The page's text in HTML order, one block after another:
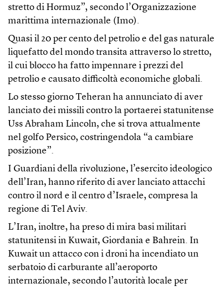
stretto di Hormuz”, secondo l’Organizzazione
marittima internazionale (Imo).
Quasi il 20 per cento del petrolio e del gas naturale
liquefatto del mondo transita attraverso lo stretto,
il cui blocco ha fatto impennare i prezzi del
petrolio e causato difficoltà economiche globali.
Lo stesso giorno Teheran ha annunciato di aver
lanciato dei missili contro la portaerei statunitense
Uss Abraham Lincoln, che si trova attualmente
nel golfo Persico, costringendola “a cambiare
posizione”.
I Guardiani della rivoluzione, l’esercito ideologico
dell’Iran, hanno riferito di aver lanciato attacchi
contro il nord e il centro d’Israele, compresa la
regione di Tel Aviv.
L’Iran, inoltre, ha preso di mira basi militari
statunitensi in Kuwait, Giordania e Bahrein. In
Kuwait un attacco con i droni ha incendiato un
serbatoio di carburante all’aeroporto
internazionale, secondo l’autorità locale per